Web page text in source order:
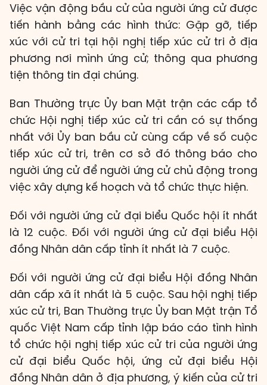
Việc vận động bầu cử của người ứng cử được
tiến hành bằng các hình thức: Gặp gỡ, tiếp
xúc với cử tri tại hội nghị tiếp xúc cử tri ở địa
phương nơi mình ứng cử; thông qua phương
tiện thông tin đại chúng.
Ban Thường trực Ủy ban Mặt trận các cấp tổ
chức Hội nghị tiếp xúc cử tri cần có sự thống
nhất với Ủy ban bầu cử cùng cấp về số cuộc
tiếp xúc cử tri, trên cơ sở đó thông báo cho
người ứng cử để người ứng cử chủ động trong
việc xây dựng kế hoạch và tổ chức thực hiện.
Đối với người ứng cử đại biểu Quốc hội ít nhất
là 12 cuộc. Đối với người ứng cử đại biểu Hội
đồng Nhân dân cấp tỉnh ít nhất là 7 cuộc.
Đối với người ứng cử đại biểu Hội đồng Nhân
dân cấp xã ít nhất là 5 cuộc. Sau hội nghị tiếp
xúc cử tri, Ban Thường trực Ủy ban Mặt trận Tổ
quốc Việt Nam cấp tỉnh lập báo cáo tình hình
tổ chức hội nghị tiếp xúc cử tri của người ứng
cử đại biểu Quốc hội, ứng cử đại biểu Hội
đồng Nhân dân ở địa phương, ý kiến của cử tri